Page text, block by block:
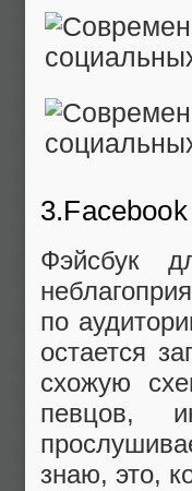
3.Facebook
Фэйсбук
по
остается
схожую
певцов,
знаю, это,